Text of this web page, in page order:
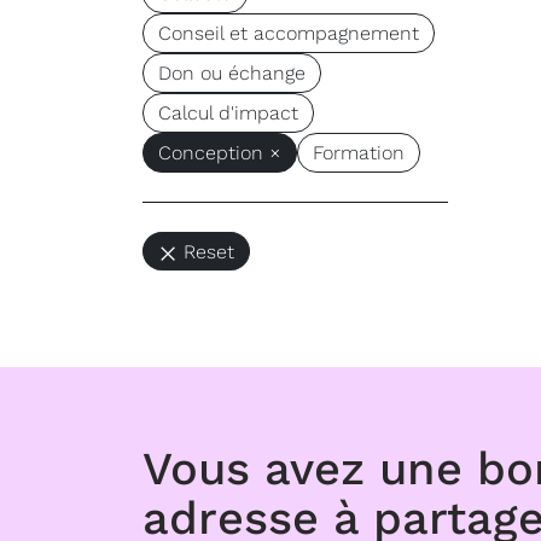
Conseil et accompagnement
Don ou échange
Calcul d'impact
Conception ×
Formation
Reset
Vous avez une
adresse à